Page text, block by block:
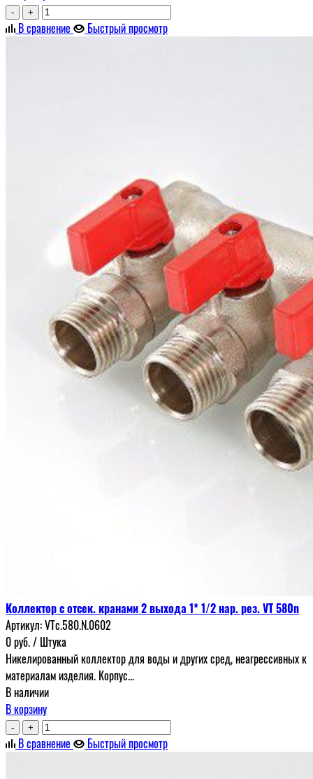
- +
В сравнение Быстрый просмотр
Коллектор с отсек. кранами 2 выхода 1* 1/2 нар. рез. VT 580n
Артикул:VTc.580.N.0602
0руб./ Штука
Никелированный коллектор для воды и других сред, неагрессивных к
материалам изделия. Корпус...
В наличии
В корзину
- +
В сравнение Быстрый просмотр